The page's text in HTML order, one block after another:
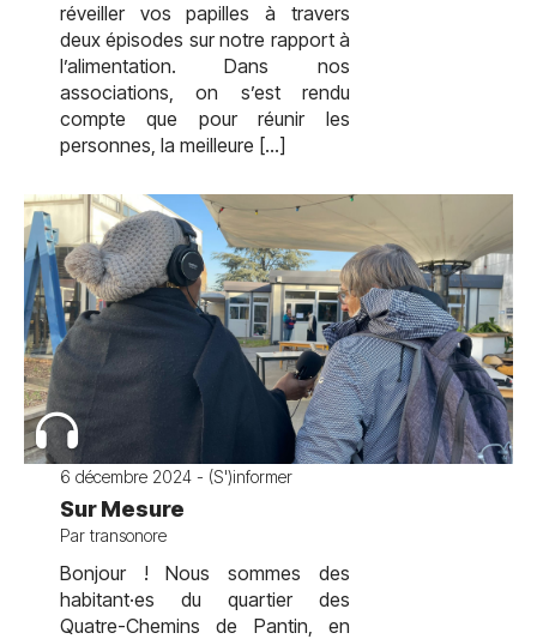
réveiller vos papilles à travers
deux épisodes sur notre rapport à
l’alimentation. Dans nos
associations, on s’est rendu
compte que pour réunir les
personnes, la meilleure […]
6 décembre 2024 - (S')informer
Sur Mesure
Par transonore
Bonjour ! Nous sommes des
habitant·es du quartier des
Quatre-Chemins de Pantin, en